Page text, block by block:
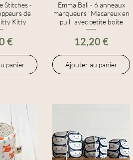
Stitches -
de
Kitty
€
panier
Aperçu rapide
Emma Ball - 6 anneaux
marqueurs "Macareux en
pull" avec petite boîte
Prix
12,20 €
Ajouter au panier